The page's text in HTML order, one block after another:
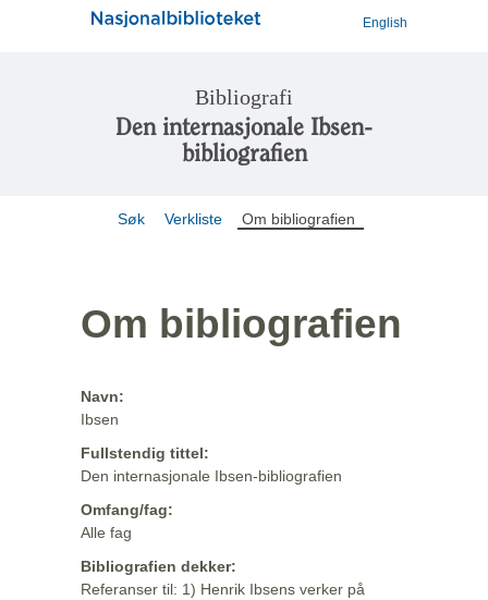
English
Bibliografi
Den internasjonale Ibsen-
bibliografien
Søk Verkliste Om bibliografien
Om bibliografien
Navn:
Ibsen
Fullstendig tittel:
Den internasjonale Ibsen-bibliografien
Omfang/fag:
Alle fag
Bibliografien dekker:
Referanser til: 1) Henrik Ibsens verker på